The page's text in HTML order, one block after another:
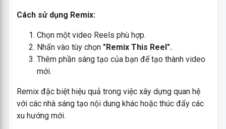
Cách sử dụng Remix:
Chọn một video Reels phù hợp.
Nhấn vào tùy chọn "Remix This Reel".
Thêm phần sáng tạo của bạn để tạo thành video
mới.
Remix đặc biệt hiệu quả trong việc xây dựng quan hệ
với các nhà sáng tạo nội dung khác hoặc thúc đẩy các
xu hướng mới.